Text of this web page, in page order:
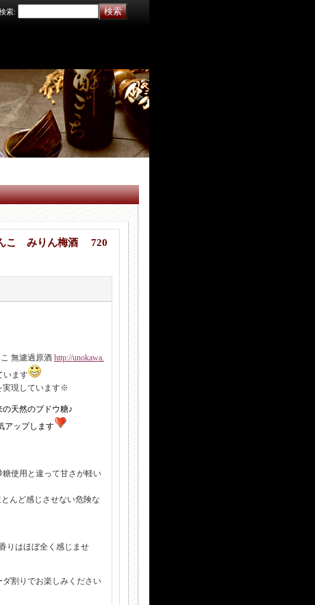
索:
こ みりん梅酒 720
無濾過原酒 http://unokawa.
います
現しています※
天然のブドウ糖♪
アップします
使用と違って甘さが軽い
んど感じさせない危険な
りはほぼ全く感じませ
ダ割りでお楽しみください